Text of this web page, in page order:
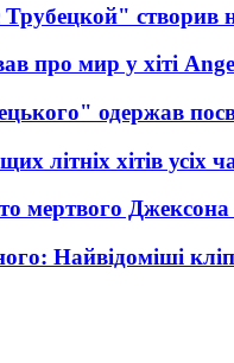
створив
про мир у хіті
одержав
літніх хітів усіх
мертвого Джексона
Найвідоміші